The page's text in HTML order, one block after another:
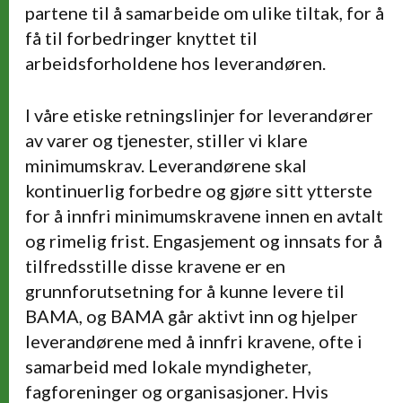
partene til å samarbeide om ulike tiltak, for å
få til forbedringer knyttet til
arbeidsforholdene hos leverandøren.
I våre etiske retningslinjer for leverandører
av varer og tjenester, stiller vi klare
minimumskrav. Leverandørene skal
kontinuerlig forbedre og gjøre sitt ytterste
for å innfri minimumskravene innen en avtalt
og rimelig frist. Engasjement og innsats for å
tilfredsstille disse kravene er en
grunnforutsetning for å kunne levere til
BAMA, og BAMA går aktivt inn og hjelper
leverandørene med å innfri kravene, ofte i
samarbeid med lokale myndigheter,
fagforeninger og organisasjoner. Hvis